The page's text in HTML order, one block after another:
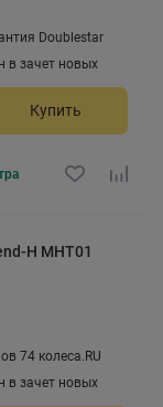
Doublestar
в зачет новых
Купить
H MHT01
74 колеса.RU
в зачет новых